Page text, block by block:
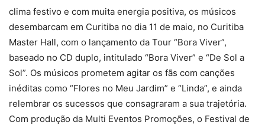
clima festivo e com muita energia positiva, os músicos
desembarcam em Curitiba no dia 11 de maio, no Curitiba
Master Hall, com o lançamento da Tour “Bora Viver”,
baseado no CD duplo, intitulado “Bora Viver” e “De Sol a
Sol”. Os músicos prometem agitar os fãs com canções
inéditas como “Flores no Meu Jardim” e “Linda”, e ainda
relembrar os sucessos que consagraram a sua trajetória.
Com produção da Multi Eventos Promoções, o Festival de